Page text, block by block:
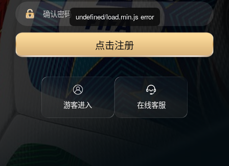
点击注册
游客进入 在线客服
undefined/load.min.js error